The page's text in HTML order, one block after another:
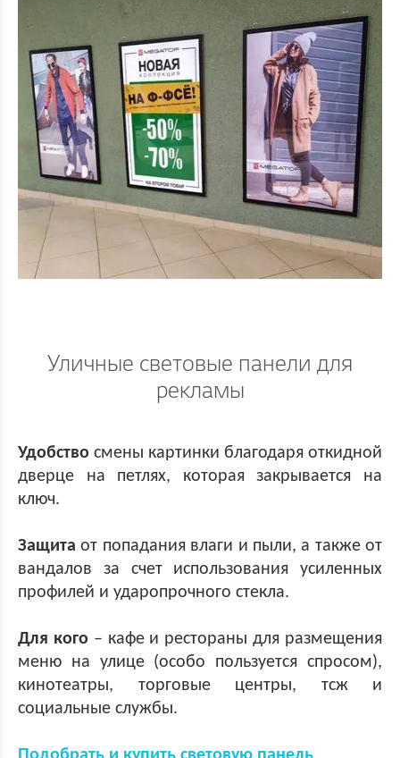
Уличные световые панели для
рекламы
Удобство смены картинки благодаря откидной
дверце на петлях, которая закрывается на
ключ.
Защита от попадания влаги и пыли, а также от
вандалов за счет использования усиленных
профилей и ударопрочного стекла.
Для кого – кафе и рестораны для размещения
меню на улице (особо пользуется спросом),
кинотеатры, торговые центры, тсж и
социальные службы.